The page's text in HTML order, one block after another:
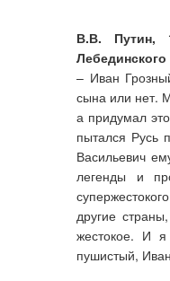
В.В. Путин,
– Иван
сына или нет.
а придумал
пытался Русь
Васильевич
легенды и
другие
жестокое. И
пушистый,